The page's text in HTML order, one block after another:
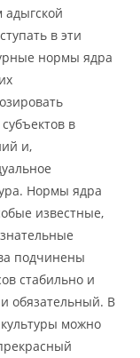
адыгской
в эти
нормы ядра
в
и,
Нормы ядра
известные,
подчинены
стабильно и
обязательный. В
можно